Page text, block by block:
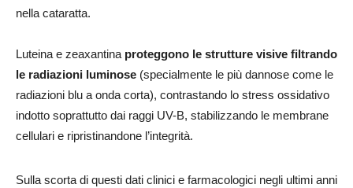
nella cataratta.
Luteina e zeaxantina proteggono le strutture visive filtrando
le radiazioni luminose (specialmente le più dannose come le
radiazioni blu a onda corta), contrastando lo stress ossidativo
indotto soprattutto dai raggi UV-B, stabilizzando le membrane
cellulari e ripristinandone l’integrità.
Sulla scorta di questi dati clinici e farmacologici negli ultimi anni